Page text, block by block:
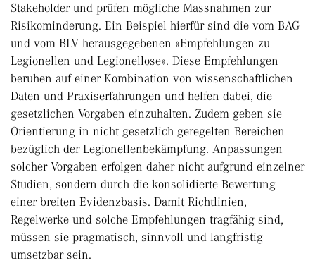
Stakeholder und prüfen mögliche Massnahmen zur
Risikominderung. Ein Beispiel hierfür sind die vom BAG
und vom BLV herausgegebenen «Empfehlungen zu
Legionellen und Legionellose». Diese Empfehlungen
beruhen auf einer Kombination von wissenschaftlichen
Daten und Praxiserfahrungen und helfen dabei, die
gesetzlichen Vorgaben einzuhalten. Zudem geben sie
Orientierung in nicht gesetzlich geregelten Bereichen
bezüglich der Legionellenbekämpfung. Anpassungen
solcher Vorgaben erfolgen daher nicht aufgrund einzelner
Studien, sondern durch die konsolidierte Bewertung
einer breiten Evidenzbasis. Damit Richtlinien,
Regelwerke und solche Empfehlungen tragfähig sind,
müssen sie pragmatisch, sinnvoll und langfristig
umsetzbar sein.